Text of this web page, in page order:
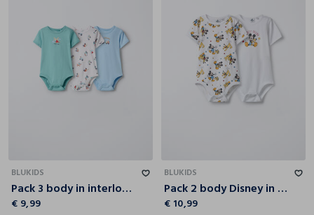
BLUKIDS
Pack 3 body in interlock di puro cotone neonato
€ 9,99
BLUKIDS
Pack 2 body Disney in interlock di puro cotone neonato
€ 10,99